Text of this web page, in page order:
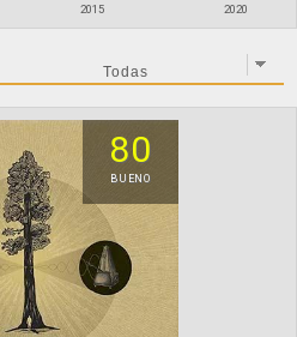
2015 2020
80
BUENO